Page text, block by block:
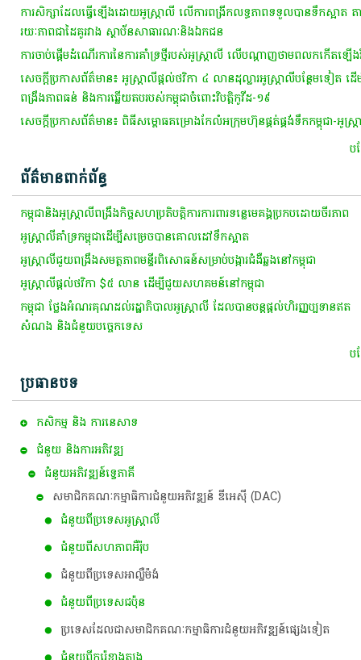
ការ​សិក្សា​ដែល​ធ្វើ​ឡើង​ដោយ​អូស្ត្រាលី​ លើ​ការ​ពង្រីក​លទ្ធភាព​ទទួល​បាន​ទឹក​ស្អាត​ ត
រយៈ​ភាព​ជា​ដៃគូ​រវាង​ ស្ថាប័ន​សាធារណៈ​និង​ឯកជន​
ការ​ចាប់ផ្តើម​ដំណើរការ​នៃ​ការ​គាំទ្រ​ថ្មី​របស់​អូស្ត្រាលី​ លើ​បណ្តាញ​ថាមពល​កកើត​ឡើ
សេចក្ដី​ប្រកាស​ព័ត៌មាន​៖​ អូស្ត្រាលី​ផ្ដល់​ថវិកា​ ៤​ លាន​ដុល្លារ​អូស្ត្រាលី​បន្ថែម​ទៀត​ ដើ
ពង្រឹង​ភាព​ធន់​ និង​ការ​ឆ្លើយ​តប​របស់​កម្ពុជា​ចំពោះ​វិបត្តិ​កូ​វី​ដ​-១៩
សេចក្តី​ប្រកាស​ព័ត៌មាន​៖​ ពិធី​សម្ពោធ​គម្រោង​កែ​លំអ​ក្រុមហ៊ុន​ផ្គត់ផ្គង់​ទឹក​កម្ពុជា​-​អូស្ត្
ប
ព័ត៌មានពាក់ព័ន្ធ
កម្ពុជានិង​អូស្ត្រាលីពង្រឹង​កិច្ចសហប្រតិបត្តិការ​​ការពារទន្លេមេគង្គប្រកប​ដោយ​​​ចីរភាព
​អូស្ត្រាលី​គាំទ្រ​កម្ពុជា​ដើម្បី​សម្រេច​បាន​គោលដៅ​ទឹក​ស្អាត​
​អូស្ត្រាលី​ជួយ​ពង្រឹងសមត្ថភាព​មន្ទីរពិសោធន៍​សម្រាប់​បង្ការ​ជំងឺឆ្លង​នៅ​កម្ពុជា​
អូស្ដ្រាលី​ផ្ដល់​ថវិកា​ $៥ ​លាន ​ដើម្បី​ជួយ​សហគមន៍​នៅ​កម្ពុជា​
កម្ពុជា ថ្លែងអំណរគុណ​ដល់​រដ្ឋាភិបាល​អូស្ត្រាលី​ ដែល​បាន​បន្ត​ផ្តល់​ហិរញ្ញប្បទាន​ឥត​
សំណង និង​ជំនួយ​បច្ចេកទេស
ប
ប្រធានបទ
កសិកម្ម​ និង​ ការ​នេ​សាទ​
ជំនួយ និងការអភិវឌ្ឍ
ជំនួយអភិវឌ្ឍន៍ទ្វេភាគី
សមាជិកគណៈកម្មាធិការជំនួយអភិវឌ្ឍន៍ ឌីអេស៊ី (DAC)
ជំនួយពីប្រទេសអូស្ត្រាលី
ជំនួយពីសហភាពអឺរ៉ុប
ជំនួយពីប្រទេសអាល្លឺម៉ង់
ជំនួយពីប្រទេសជប៉ុន
ប្រទេសដែលជាសមាជិកគណៈកម្មាធិការជំនួយអភិវឌ្ឍន៍ផ្សេងទៀត